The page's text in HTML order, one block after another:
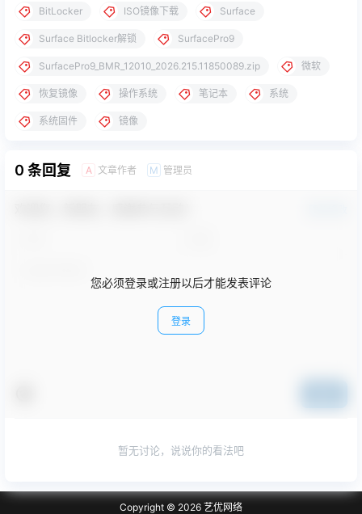
BitLocker ISO镜像下载 Surface
Surface Bitlocker解锁 SurfacePro9
SurfacePro9_BMR_12010_2026.215.11850089.zip 微软
恢复镜像 操作系统 笔记本 系统
系统固件 镜像
0 条回复 A 文章作者 M 管理员
您必须登录或注册以后才能发表评论
登录
暂无讨论，说说你的看法吧
Copyright © 2026 艺优网络